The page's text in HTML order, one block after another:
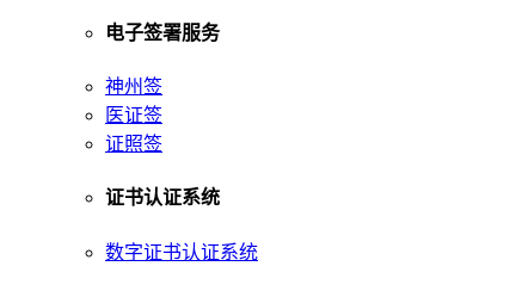
电子签署服务
神州签
医证签
证照签
证书认证系统
数字证书认证系统